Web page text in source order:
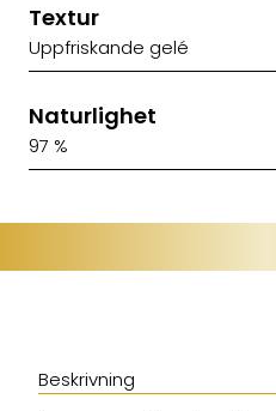
Textur
Uppfriskande gelé
Naturlighet
97 %
Beskrivning